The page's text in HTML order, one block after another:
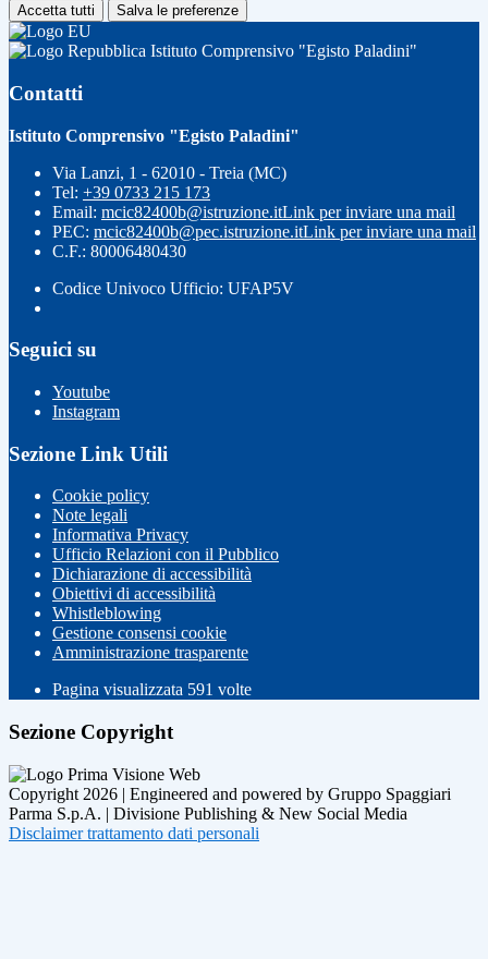
Accetta tutti Salva le preferenze
Istituto Comprensivo "Egisto Paladini"
Contatti
Istituto Comprensivo "Egisto Paladini"
Via Lanzi, 1 - 62010 - Treia (MC)
Tel: +39 0733 215 173
Email: mcic82400b@istruzione.itLink per inviare una mail
PEC: mcic82400b@pec.istruzione.itLink per inviare una mail
C.F.: 80006480430
Codice Univoco Ufficio: UFAP5V
Seguici su
Youtube
Instagram
Sezione Link Utili
Cookie policy
Note legali
Informativa Privacy
Ufficio Relazioni con il Pubblico
Dichiarazione di accessibilità
Obiettivi di accessibilità
Whistleblowing
Gestione consensi cookie
Amministrazione trasparente
Pagina visualizzata 591 volte
Sezione Copyright
Copyright 2026 | Engineered and powered by Gruppo Spaggiari
Parma S.p.A. | Divisione Publishing & New Social Media
Disclaimer trattamento dati personali